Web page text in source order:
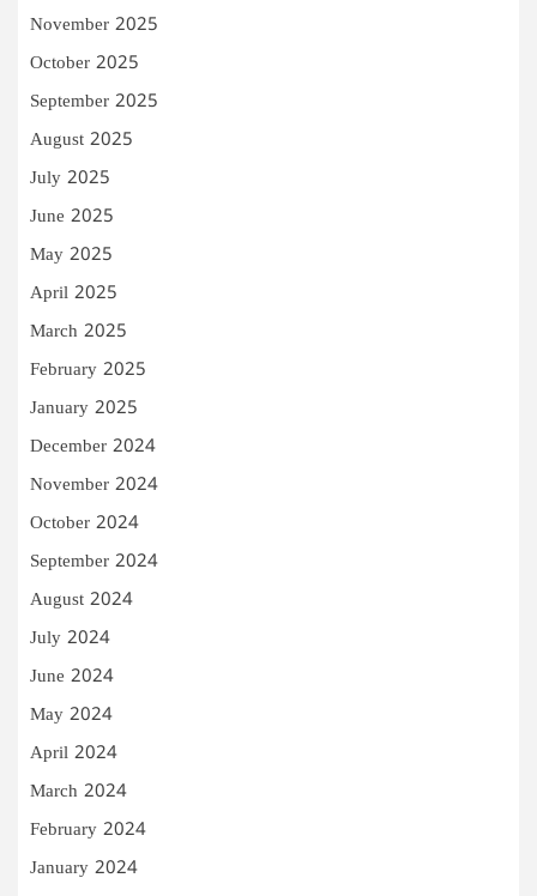
November 2025
October 2025
September 2025
August 2025
July 2025
June 2025
May 2025
April 2025
March 2025
February 2025
January 2025
December 2024
November 2024
October 2024
September 2024
August 2024
July 2024
June 2024
May 2024
April 2024
March 2024
February 2024
January 2024